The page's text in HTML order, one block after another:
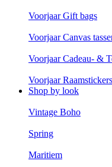
Voorjaar Gift bags
Voorjaar Canvas
Voorjaar Cadeau- &
Voorjaar Raamstickers
Shop by look
Vintage Boho
Spring
Maritiem